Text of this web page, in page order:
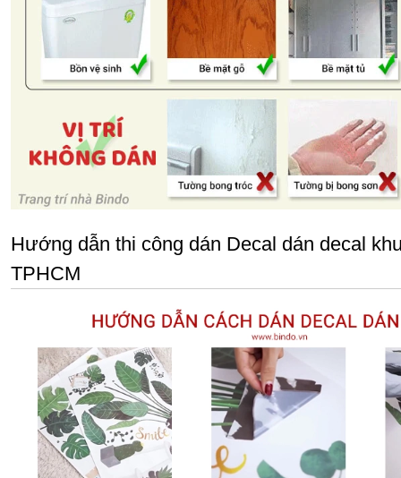
Hướng dẫn thi công dán Decal dán decal
TPHCM